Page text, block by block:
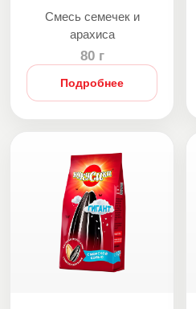
Смесь семечек и
арахиса
80 г
Подробнее